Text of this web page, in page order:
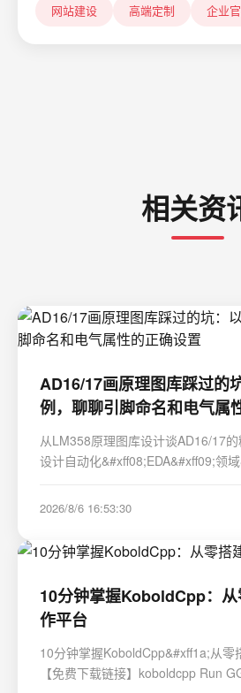
网站建设 高端定制 企业
相关资
AD16/17画原理图库踩过的
例，聊聊引脚命名和电气属
从LM358原理图库设计谈AD16/17
设计自动化&#xff08;EDA&#xff09;领
过这样的困境&#xff1a;原理图绘制时
2026/8/6 16:53:30
10分钟掌握KoboldCpp：
作平台
10分钟掌握KoboldCpp&#xff1a;从零
【免费下载链接】koboldcpp Run